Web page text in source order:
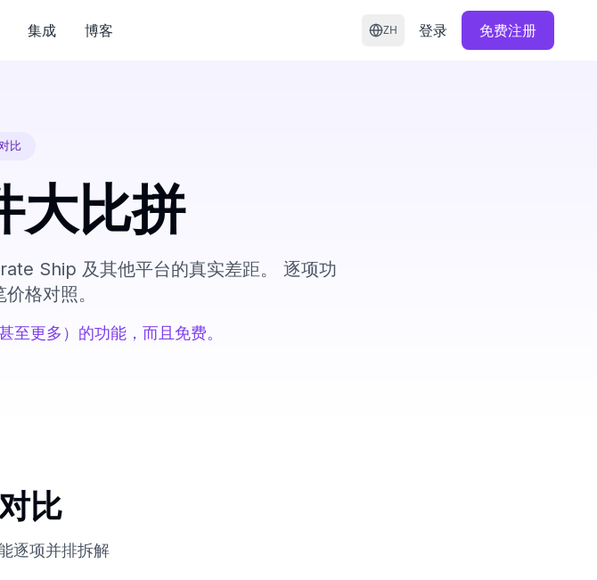
集成 博客 ZH 登录 免费注册
比
大比拼
Ship 及其他平台的真实差距。 逐项功
格对照。
更多）的功能，而且免费。
比
逐项并排拆解